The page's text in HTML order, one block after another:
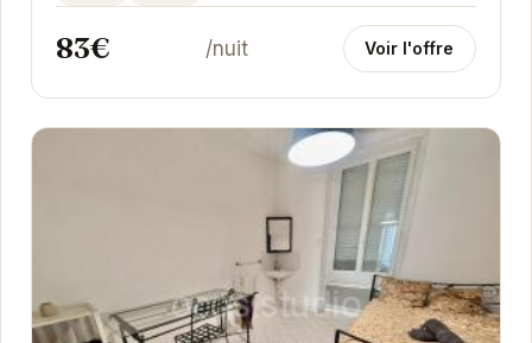
83€ /nuit Voir l'offre